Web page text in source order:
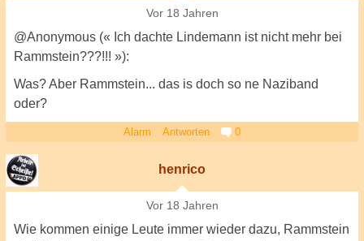
Vor 18 Jahren
@Anonymous (« Ich dachte Lindemann ist nicht mehr bei
Rammstein???!!! »):
Was? Aber Rammstein... das is doch so ne Naziband
oder?
Alarm Antworten 0
henrico
Vor 18 Jahren
Wie kommen einige Leute immer wieder dazu, Rammstein